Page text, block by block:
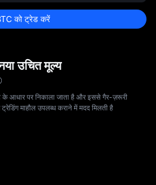
को ट्रेड करें
उचित मूल्य
आधार पर निकाला जाता है और इससे गैर-ज़रूरी
माहौल उपलब्ध कराने में मदद मिलती है